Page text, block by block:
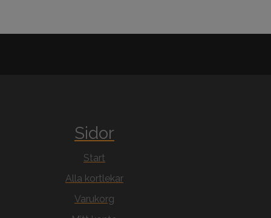
Sidor
Start
Alla kortlekar
Varukorg